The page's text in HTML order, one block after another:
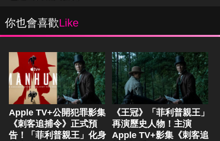
你也會喜歡Like
Apple TV+公開犯罪影集
《刺客追捕令》正式預
告！「菲利普親王」化身
《王冠》「菲利普親王」
再演歷史人物！主演
Apple TV+影集《刺客追